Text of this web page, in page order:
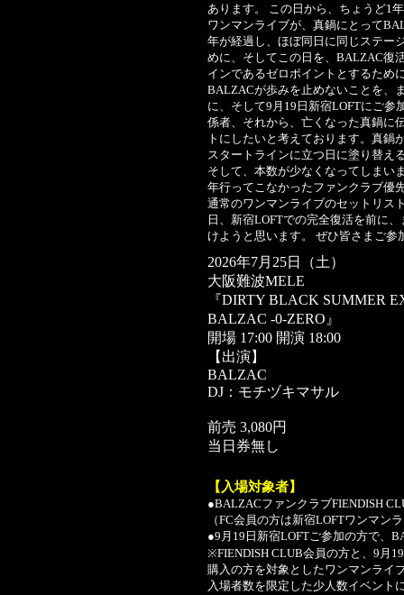
あります。 この日から、ちょうど1
ワンマンライブが、真鍋にとって
年が経過し、ほぼ同日に同じステー
めに、そしてこの日を、BALZAC復
インであるゼロポイントとするため
BALZACが歩みを止めないことを、
に、そして9月19日新宿LOFTにご
係者、それから、亡くなった真鍋に
トにしたいと考えております。真
スタートラインに立つ日に塗り替え
そして、本数が少なくなってしまい
年行ってこなかったファンクラブ優
通常のワンマンライブのセットリス
日、新宿LOFTでの完全復活を前に
けようと思います。 ぜひ皆さまご参
2026年7月25日（土）
大阪難波MELE
『DIRTY BLACK SUMMER
BALZAC -0-ZERO』
開場 17:00 開演 18:00
【出演】
BALZAC
DJ：モチヅキマサル
前売 3,080円
当日券無し
【入場対象者】
●BALZACファンクラブFIENDISH
（FC会員の方は新宿LOFTワンマン
●9月19日新宿LOFTご参加の方で、
※FIENDISH CLUB会員の方と、9月
購入の方を対象としたワンマンライ
入場者数を限定した少人数イベント